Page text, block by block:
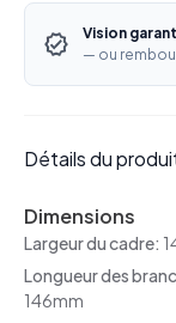
Vision
— ou
Détails du
Dimensions
Largeur du cadre:
Longueur des
146mm